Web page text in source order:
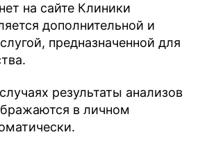
на сайте Клиники
дополнительной и
предназначенной для
результаты анализов
в личном